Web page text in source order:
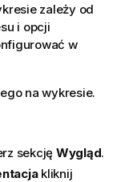
zależy od
i opcji
w
na wykresie.
sekcję Wygląd.
kliknij